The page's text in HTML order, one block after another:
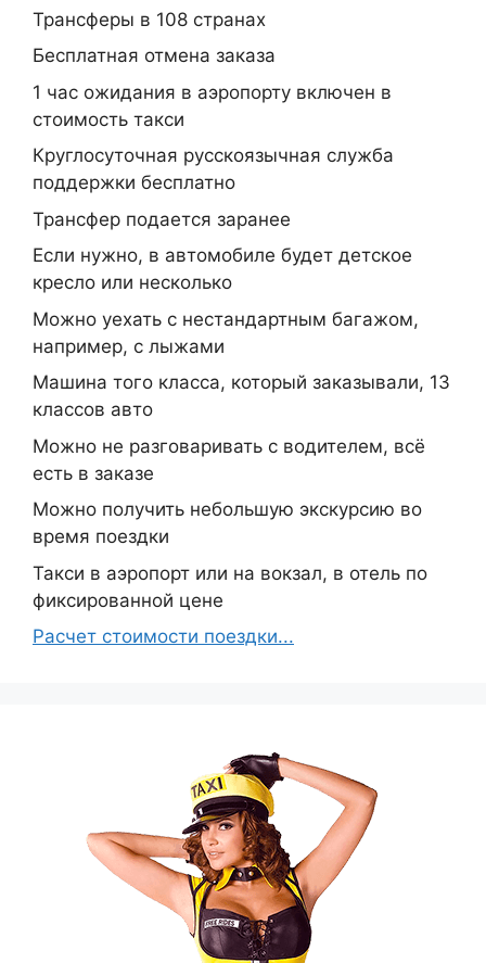
Трансферы в 108 странах
Бесплатная отмена заказа
1 час ожидания в аэропорту включен в
стоимость такси
Круглосуточная русскоязычная служба
поддержки бесплатно
Трансфер подается заранее
Если нужно, в автомобиле будет детское
кресло или несколько
Можно уехать с нестандартным багажом,
например, с лыжами
Машина того класса, который заказывали, 13
классов авто
Можно не разговаривать с водителем, всё
есть в заказе
Можно получить небольшую экскурсию во
время поездки
Такси в аэропорт или на вокзал, в отель по
фиксированной цене
Расчет стоимости поездки...